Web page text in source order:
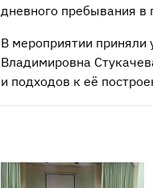
дневного пребывания
В мероприятии приняли
Владимировна
и подходов к её